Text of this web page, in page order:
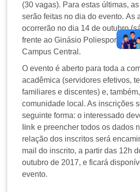
(30 vagas). Para estas últimas,
serão feitas no dia do evento. As
ocorrerão no dia 14 de outubro
frente ao Ginásio Poliesportivo I,
Campus Central.
O evento é aberto para toda a
acadêmica (servidores efetivos,
familiares e discentes) e,
comunidade local. As inscrições
seguinte forma: o interessado
link e preencher todos os dados
relação dos inscritos será
mail do inscrito, a partir das 12h
outubro de 2017, e ficará
evento.